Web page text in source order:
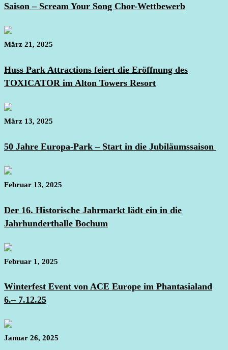
Saison – Scream Your Song Chor-Wettbewerb
März 21, 2025
Huss Park Attractions feiert die Eröffnung des
TOXICATOR im Alton Towers Resort
März 13, 2025
50 Jahre Europa-Park – Start in die Jubiläumssaison
Februar 13, 2025
Der 16. Historische Jahrmarkt lädt ein in die
Jahrhunderthalle Bochum
Februar 1, 2025
Winterfest Event von ACE Europe im Phantasialand
6.– 7.12.25
Januar 26, 2025